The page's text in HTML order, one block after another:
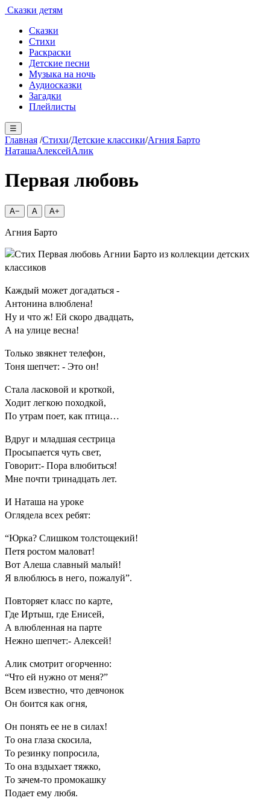
Сказки детям
Сказки
Стихи
Раскраски
Детские песни
Музыка на ночь
Аудиосказки
Загадки
Плейлисты
☰
Главная /Стихи/Детские классики/Агния Барто
НаташаАлексейАлик
Первая любовь
A− A A+
Агния Барто
Каждый может догадаться -
Антонина влюблена!
Ну и что ж! Ей скоро двадцать,
А на улице весна!
Только звякнет телефон,
Тоня шепчет: - Это он!
Стала ласковой и кроткой,
Ходит легкою походкой,
По утрам поет, как птица…
Вдруг и младшая сестрица
Просыпается чуть свет,
Говорит:- Пора влюбиться!
Мне почти тринадцать лет.
И Наташа на уроке
Оглядела всех ребят:
“Юрка? Слишком толстощекий!
Петя ростом маловат!
Вот Алеша славный малый!
Я влюблюсь в него, пожалуй”.
Повторяет класс по карте,
Где Иртыш, где Енисей,
А влюбленная на парте
Нежно шепчет:- Алексей!
Алик смотрит огорченно:
“Что ей нужно от меня?”
Всем известно, что девчонок
Он боится как огня,
Он понять ее не в силах!
То она глаза скосила,
То резинку попросила,
То она вздыхает тяжко,
То зачем-то промокашку
Подает ему любя.